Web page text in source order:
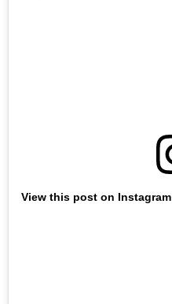
View this post on Instagram